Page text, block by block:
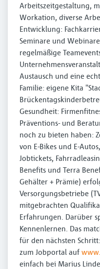
Arbeitszeitgestaltung,
Workation, diverse
Entwicklung:
Seminare und
regelmäßige
Austausch und eine
Familie: eigene Kita
Gesundheit:
Präventions- und
noch zu bieten haben:
von E-Bikes und E-
Jobtickets,
Benefits und Terra
Gehälter + Prämie)
Versorgungsbetriebe
mitgebrachten
Erfahrungen. Darüber
Kennenlernen. Das
für den nächsten
zum Jobportal auf
einfach bei Marius